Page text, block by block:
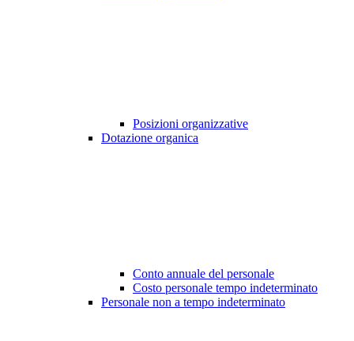
Posizioni organizzative
Dotazione organica
Conto annuale del personale
Costo personale tempo indeterminato
Personale non a tempo indeterminato